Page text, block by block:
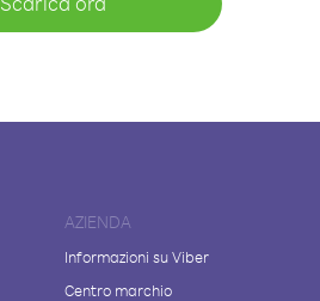
AZIENDA
Informazioni su Viber
Centro marchio